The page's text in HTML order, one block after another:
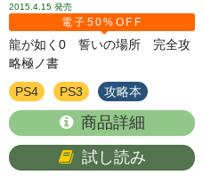
2015.4.15 発売
電子50%OFF
龍が如く0 誓いの場所 完全攻
略極ノ書
PS4 PS3 攻略本
商品詳細
試し読み